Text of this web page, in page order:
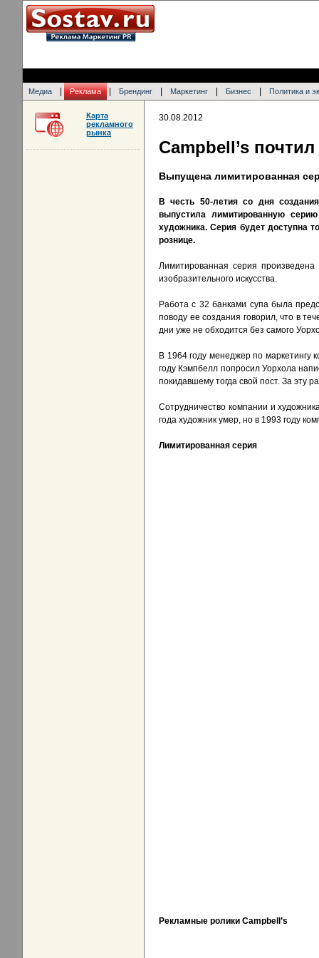
Медиа Реклама Брендинг Маркетинг Бизнес Политика и
30.08.2012
Campbell’s
Выпущена лимитированная
В честь 50-летия со дня
выпустила лимитированную
художника. Серия будет доступна
рознице.
Лимитированная серия
изобразительного искусства.
Работа с 32 банками супа была
поводу ее создания говорил, что в
дни уже не обходится без самого
В 1964 году менеджер по маркетингу
году Кэмпбелл попросил Уорхола
покидавшему тогда свой пост. За эту
Сотрудничество компании и
года художник умер, но в 1993 году
Лимитированная серия
Рекламные ролики Campbell’s
Карта
рекламного
рынка